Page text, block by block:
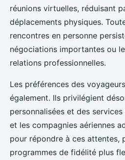
réunions virtuelles, réduisant
déplacements physiques.
rencontres en personne
négociations importantes ou
relations professionnelles.
Les préférences des
également. Ils privilégient
personnalisées et des
et les compagnies aériennes
pour répondre à ces attentes,
programmes de fidélité plus